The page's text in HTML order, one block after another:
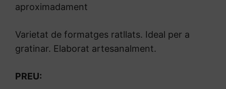
aproximadament
Varietat de formatges ratllats. Ideal per a
gratinar. Elaborat artesanalment.
PREU: